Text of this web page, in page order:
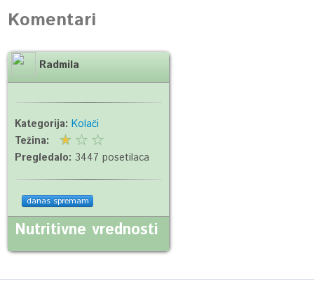
Komentari
Radmila
Kategorija:Kolači
Težina:
Pregledalo: 3447 posetilaca
danas spremam
Nutritivne vrednosti